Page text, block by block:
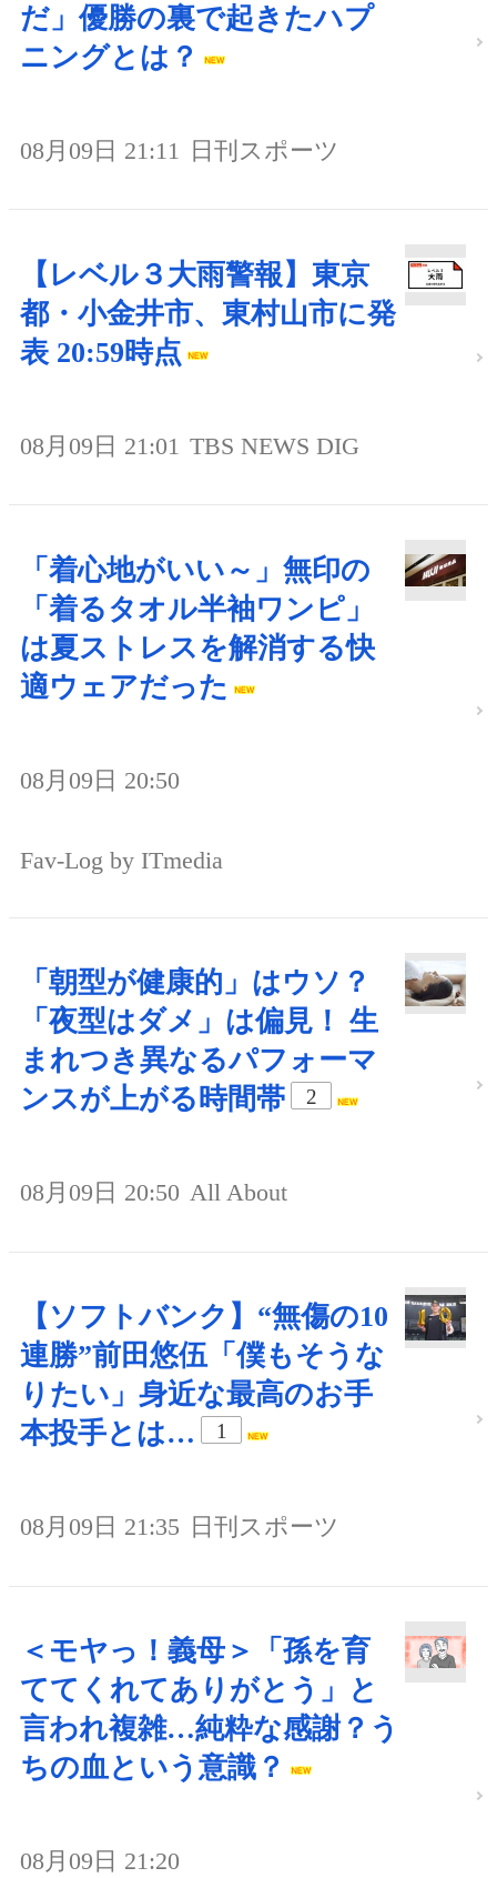
だ」優勝の裏で起きたハプ
ニングとは？
08月09日 21:11 日刊スポーツ
【レベル３大雨警報】東京
都・小金井市、東村山市に発
表 20:59時点
08月09日 21:01 TBS NEWS DIG
「着心地がいい～」無印の
「着るタオル半袖ワンピ」
は夏ストレスを解消する快
適ウェアだった
08月09日 20:50
Fav-Log by ITmedia
「朝型が健康的」はウソ？
「夜型はダメ」は偏見！ 生
まれつき異なるパフォーマ
ンスが上がる時間帯
2
08月09日 20:50 All About
【ソフトバンク】“無傷の10
連勝”前田悠伍「僕もそうな
りたい」身近な最高のお手
本投手とは…
1
08月09日 21:35 日刊スポーツ
＜モヤっ！義母＞「孫を育
ててくれてありがとう」と
言われ複雑…純粋な感謝？う
ちの血という意識？
08月09日 21:20